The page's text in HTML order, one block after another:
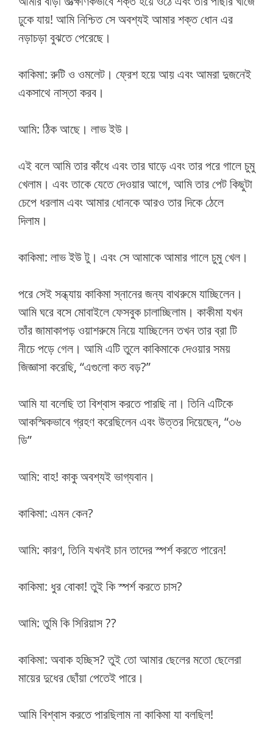
ঢুকে যায়! আমি নিশ্চিত সে অবশ্যই আমার শক্ত ধোন এর
নড়াচড়া বুঝতে পেরেছে।
কাকিমা: রুটি ও ওমলেট। ফ্রেশ হয়ে আয় এবং আমরা দুজনেই
একসাথে নাস্তা করব।
আমি: ঠিক আছে। লাভ ইউ।
এই বলে আমি তার কাঁধে এবং তার ঘাড়ে এবং তার পরে গালে চুমু
খেলাম। এবং তাকে যেতে দেওয়ার আগে, আমি তার পেট কিছুটা
চেপে ধরলাম এবং আমার ধোনকে আরও তার দিকে ঠেলে
দিলাম।
কাকিমা: লাভ ইউ টু। এবং সে আমাকে আমার গালে চুমু খেল।
পরে সেই সন্ধ্যায় কাকিমা স্নানের জন্য বাথরুমে যাচ্ছিলেন।
আমি ঘরে বসে মোবাইলে ফেসবুক চালাচ্ছিলাম। কাকীমা যখন
তাঁর জামাকাপড় ওয়াশরুমে নিয়ে যাচ্ছিলেন তখন তার ব্রা টি
নীচে পড়ে গেল। আমি এটি তুলে কাকিমাকে দেওয়ার সময়
জিজ্ঞাসা করেছি, “এগুলো কত বড়?”
আমি যা বলেছি তা বিশ্বাস করতে পারছি না। তিনি এটিকে
আকস্মিকভাবে গ্রহণ করেছিলেন এবং উত্তর দিয়েছেন, “৩৬
ডি”
আমি: বাহ! কাকু অবশ্যই ভাগ্যবান।
কাকিমা: এমন কেন?
আমি: কারণ, তিনি যখনই চান তাদের স্পর্শ করতে পারেন!
কাকিমা: ধুর বোকা! তুই কি স্পর্শ করতে চাস?
আমি: তুমি কি সিরিয়াস ??
কাকিমা: অবাক হচ্ছিস? তুই তো আমার ছেলের মতো ছেলেরা
মায়ের দুধের ছোঁয়া পেতেই পারে।
আমি বিশ্বাস করতে পারছিলাম না কাকিমা যা বলছিল!